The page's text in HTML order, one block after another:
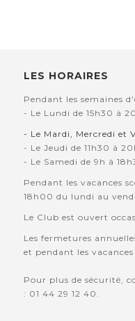
LES HORAIRES
Pendant les semaines
- Le Lundi de 15h30 à
- Le Mardi, Mercredi et
- Le Jeudi de 11h30 à
- Le Samedi de 9h à
Pendant les vacances
18h00 du lundi au
Le Club est ouvert
Les fermetures
et pendant les vacances
Pour plus de sécurité,
: 01 44 29 12 40.